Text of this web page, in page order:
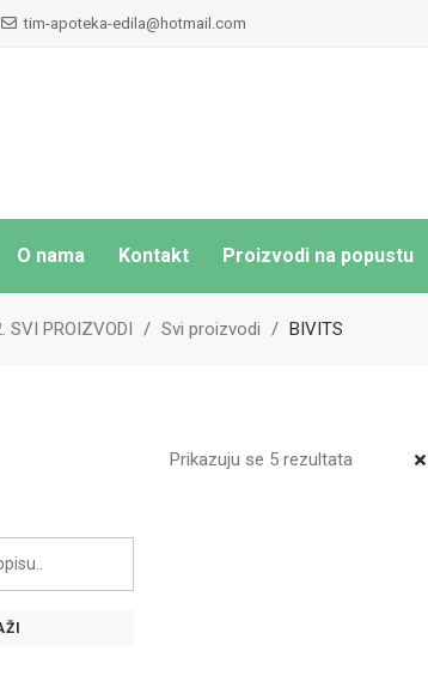
tim-apoteka-edila@hotmail.com
O nama Kontakt Proizvodi na popustu
SVI PROIZVODI Svi proizvodi BIVITS
Prikazuju se 5 rezultata